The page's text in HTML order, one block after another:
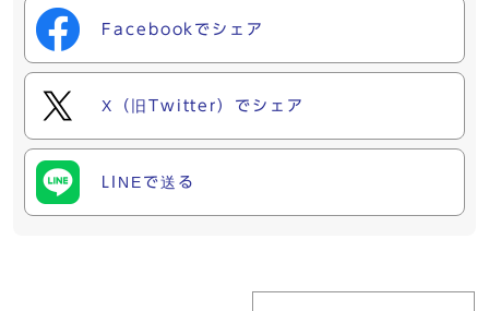
Facebookでシェア
X（旧Twitter）でシェア
LINEで送る